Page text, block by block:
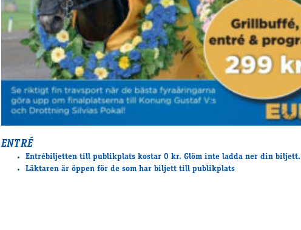
ENTRÉ
Entrébiljetten till publikplats kostar 0 kr. Glöm inte ladda ner din biljett.
Läktaren är öppen för de som har biljett till publikplats